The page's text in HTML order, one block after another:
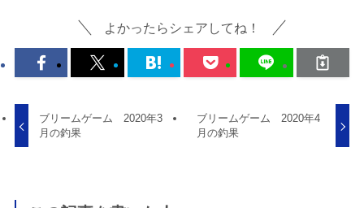
よかったらシェアしてね！
ブリームゲーム 2020年3
月の釣果
ブリームゲーム 2020年4
月の釣果